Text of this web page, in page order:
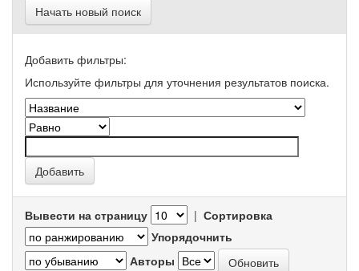
Начать новый поиск
Добавить фильтры:
Используйте фильтры для уточнения результатов поиска.
Вывести на страницу | Сортировка
Упорядочнить
Авторы